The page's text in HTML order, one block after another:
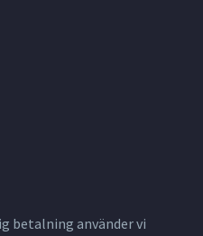
betalning använder vi